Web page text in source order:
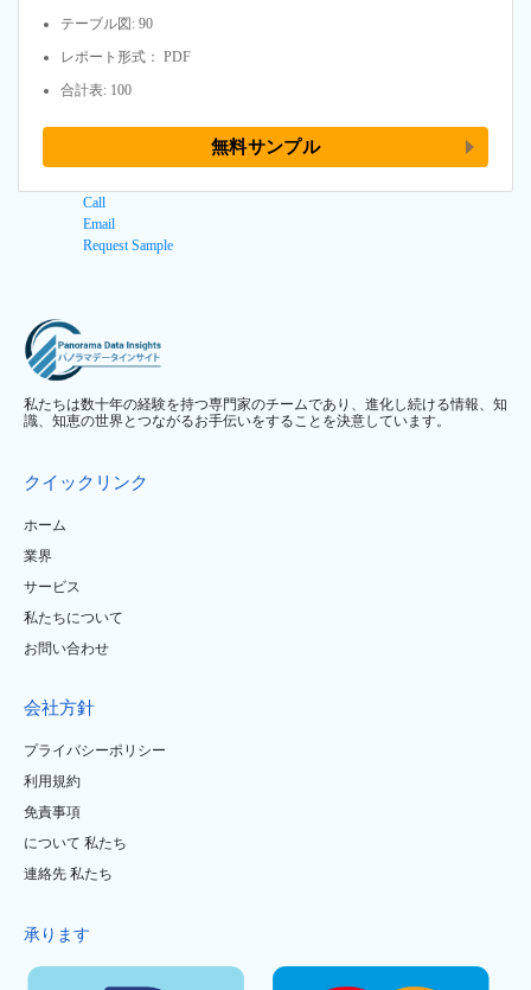
テーブル図: 90
レポート形式： PDF
合計表: 100
無料サンプル
Call
Email
Request Sample
私たちは数十年の経験を持つ専門家のチームであり、進化し続ける情報、知
識、知恵の世界とつながるお手伝いをすることを決意しています。
クイックリンク
ホーム
業界
サービス
私たちについて
お問い合わせ
会社方針
プライバシーポリシー
利用規約
免責事項
について 私たち
連絡先 私たち
承ります